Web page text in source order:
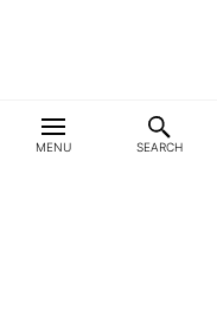
MENU SEARCH